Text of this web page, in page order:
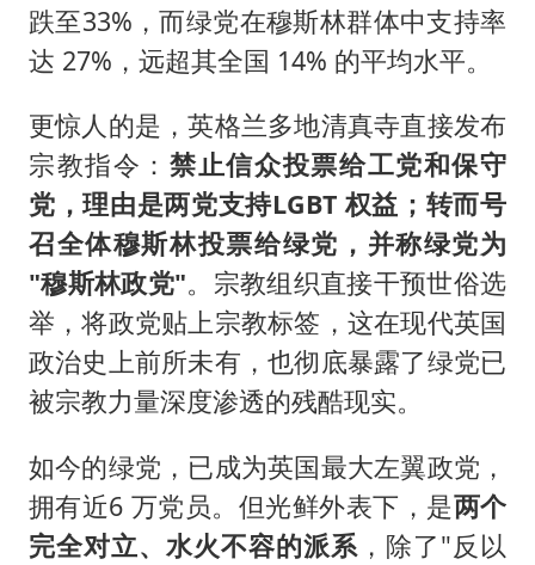
跌至33%，而绿党在穆斯林群体中支持率
达 27%，远超其全国 14% 的平均水平。
更惊人的是，英格兰多地清真寺直接发布
宗教指令：禁止信众投票给工党和保守
党，理由是两党支持LGBT 权益；转而号
召全体穆斯林投票给绿党，并称绿党为
"穆斯林政党"。宗教组织直接干预世俗选
举，将政党贴上宗教标签，这在现代英国
政治史上前所未有，也彻底暴露了绿党已
被宗教力量深度渗透的残酷现实。
如今的绿党，已成为英国最大左翼政党，
拥有近6 万党员。但光鲜外表下，是两个
完全对立、水火不容的派系 ，除了"反以